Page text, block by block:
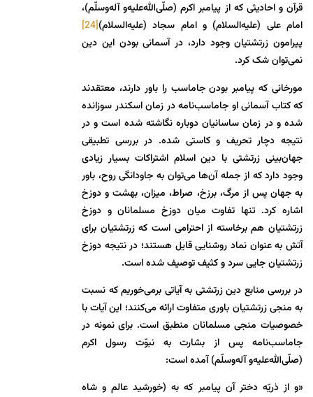
قرآن و احادیثی که از پیامبر اکرم (صلّی‌الله‌علیه‌و آله‌و‌سلّم)،
امام علی (علیه‌السلام) و امام سجاد (علیه‌السلام)[24]
پیرامون زرتشتیان وجود دارد، در آسمانی بودن این دین
نمی‌توان شک کرد.
مورخانی که پیامبر بودن جاماسب را باور دارند، معتقدند
که کتاب آسمانی او جاماسب‌نامه در زمان اسکندر سوزانده
شده و در زمان ساسانیان دوباره نگاشته شده ‌است و در
نتیجه دچار تحریف و کاستی شده. در بررسی تطبیقی
جهان‌بینی زرتشتی با دین اسلام اشتراکات بسیار زیادی
وجود دارد که از جمله آن‌ها می‌توان به جاودانگی روح، باور
به جهان پس از مرگ، برزخ، صراط، میزان، بهشت و دوزخ
اشاره کرد. تنها تفاوت میان دوزخ مسلمانان و دوزخ
زرتشتیان هم برخاسته از احترامی است که زرتشتیان برای
آتش به عنوان نماد روشنایی قایل هستند؛ در نتیجه دوزخ
زرتشتیان جایی سرد و کثیف توصیف شده است.
در بررسی منابع دین زرتشتی به آیاتی برمی‌خوریم که نسبت
به منجی زرتشتیان باوری متفاوت ارائه می‌کنند؛ این آیات با
خصوصیات منجی مسلمانان منطبق است. برای نمونه در
جاماسب‌نامه پس از بشارت به نبوّت رسول اکرم
(صلّی‌الله‌علیه‌و آله‌و‌سلّم) آمده است:
«و از ذریّه دختر آن پیامبر که به (خورشید عالم و شاه